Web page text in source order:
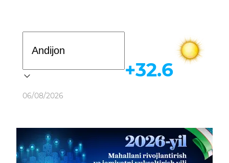
Ob-havo
06/08/2026
+32.6